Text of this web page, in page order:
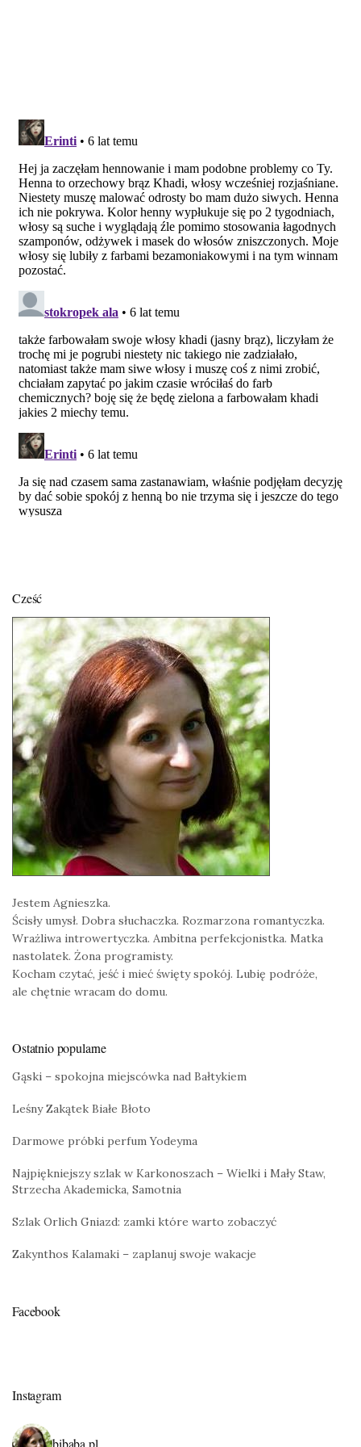
Cześć
Jestem Agnieszka.
Ścisły umysł. Dobra słuchaczka. Rozmarzona romantyczka.
Wrażliwa introwertyczka. Ambitna perfekcjonistka. Matka
nastolatek. Żona programisty.
Kocham czytać, jeść i mieć święty spokój. Lubię podróże,
ale chętnie wracam do domu.
Ostatnio popularne
Gąski – spokojna miejscówka nad Bałtykiem
Leśny Zakątek Białe Błoto
Darmowe próbki perfum Yodeyma
Najpiękniejszy szlak w Karkonoszach – Wielki i Mały Staw,
Strzecha Akademicka, Samotnia
Szlak Orlich Gniazd: zamki które warto zobaczyć
Zakynthos Kalamaki – zaplanuj swoje wakacje
Facebook
Instagram
bibaba.pl